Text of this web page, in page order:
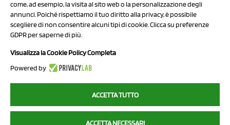
Cookie Policy
Chi Siamo
2023 NCX Drahorad srl - All rights reserved
myfruit.it è parte del network diNCX DRAHORAD
come, ad esempio, la visita al sito web o la personalizzazione degli
annunci. Poiché rispettiamo il tuo diritto alla privacy, è possibile
scegliere di non consentire alcuni tipi di cookie. Clicca su preferenze
GDPR per saperne di più.
Visualizza la Cookie Policy Completa
Powered by
ACCETTA TUTTO
ACCETTA NECESSARI